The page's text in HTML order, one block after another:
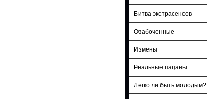
Битва экстрасенсов
Озабоченные
Измены
Реальные пацаны
Легко ли быть молодым?